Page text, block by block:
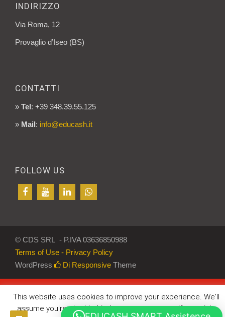
INDIRIZZO
Via Roma, 12
Provaglio d’Iseo (BS)
CONTATTI
» Tel: +39 348.39.55.125
» Mail: info@educash.it
FOLLOW US
© CDS SRL - P.IVA 03636850988
Terms of Use - Privacy Policy
WordPress
Di Responsive Theme
This website uses cookies to improve your experience. We'll
assume you're ok with this, but you can opt-out if you wish.